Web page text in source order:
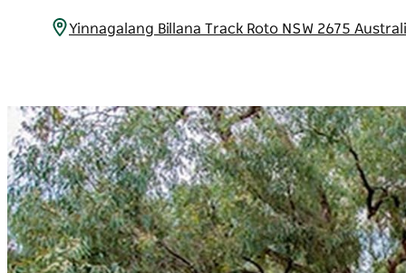
Yinnagalang Billana Track Roto NSW 2675